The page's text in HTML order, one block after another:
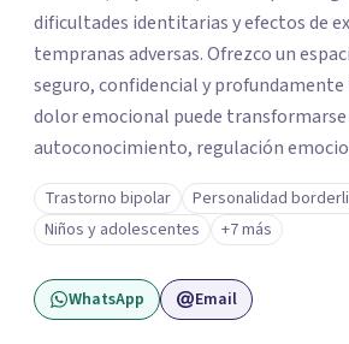
dificultades identitarias y efectos de
tempranas adversas. Ofrezco un
seguro, confidencial y profundamente
dolor emocional puede transformarse
autoconocimiento, regulación
Trabajo desde un enfoque integrativo
psicoanálisis, terapia somática y de
corporal, Mentalization Based Therapy
hipnoterapia y respiración
actualmente la Psicología Analítica
Trastorno bipolar
Personalidad
Niños y adolescentes
+7 más
WhatsApp Email